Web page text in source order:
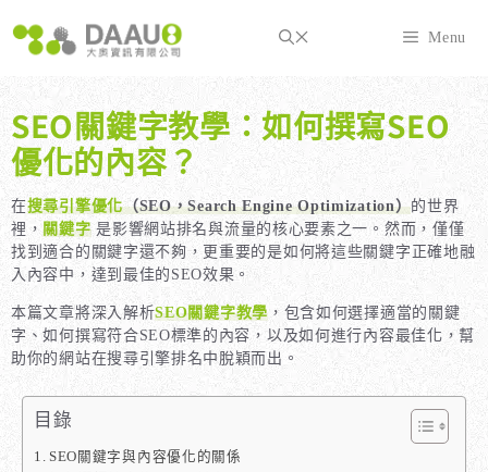
至
內
容
Menu
SEO關鍵字教學：如何撰寫SEO
優化的內容？
在搜尋引擎優化（SEO，Search Engine Optimization）的世界
裡，關鍵字是影響網站排名與流量的核心要素之一。然而，僅僅
找到適合的關鍵字還不夠，更重要的是如何將這些關鍵字正確地融
入內容中，達到最佳的SEO效果。
本篇文章將深入解析SEO關鍵字教學，包含如何選擇適當的關鍵
字、如何撰寫符合SEO標準的內容，以及如何進行內容最佳化，幫
助你的網站在搜尋引擎排名中脫穎而出。
目錄
SEO關鍵字與內容優化的關係